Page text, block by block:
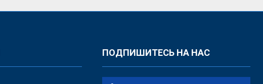
ПОДПИШИТЕСЬ НА НАС